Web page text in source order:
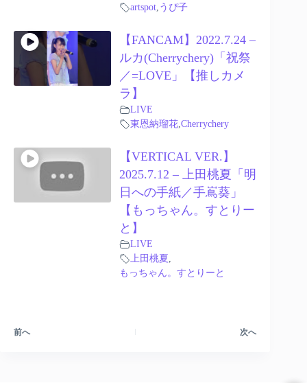
artspot, うぴ子
【FANCAM】2022.7.24 –
ルカ(Cherrychery)「祝祭
／=LOVE」【推しカメ
ラ】
LIVE
東恩納瑠花, Cherrychery
【VERTICAL VER.】
2025.7.12 – 上田桃夏「明
日への手紙／手嶌葵」
【もっちゃん。すとりー
と】
LIVE
上田桃夏
もっちゃん。すとりーと
前へ 次へ